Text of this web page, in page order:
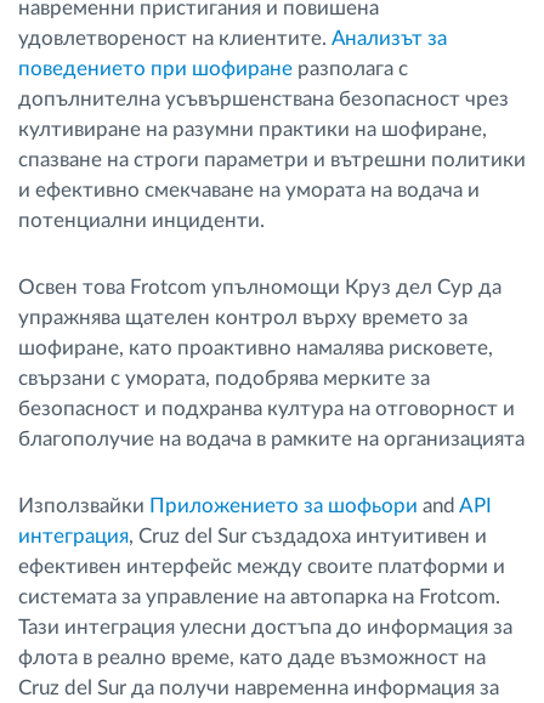
навременни пристигания и повишена
удовлетвореност на клиентите. Анализът за
поведението при шофиране разполага с
допълнителна усъвършенствана безопасност чрез
култивиране на разумни практики на шофиране,
спазване на строги параметри и вътрешни политики
и ефективно смекчаване на умората на водача и
потенциални инциденти.
Освен това Frotcom упълномощи Круз дел Сур да
упражнява щателен контрол върху времето за
шофиране, като проактивно намалява рисковете,
свързани с умората, подобрява мерките за
безопасност и подхранва култура на отговорност и
благополучие на водача в рамките на организацията
Използвайки Приложението за шофьори and API
интеграция, Cruz del Sur създадоха интуитивен и
ефективен интерфейс между своите платформи и
системата за управление на автопарка на Frotcom.
Тази интеграция улесни достъпа до информация за
флота в реално време, като даде възможност на
Cruz del Sur да получи навременна информация за